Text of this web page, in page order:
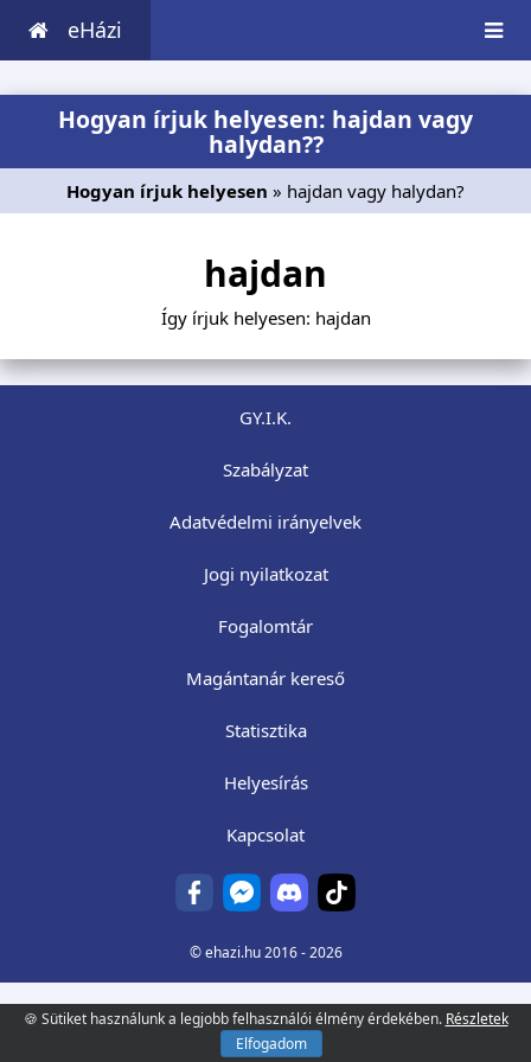
eHázi
Hogyan írjuk helyesen: hajdan vagy
halydan??
Hogyan írjuk helyesen » hajdan vagy halydan?
hajdan
Így írjuk helyesen: hajdan
GY.I.K.
Szabályzat
Adatvédelmi irányelvek
Jogi nyilatkozat
Fogalomtár
Magántanár kereső
Statisztika
Helyesírás
Kapcsolat
©ehazi.hu2016 - 2026
🍪 Sütiket használunk a legjobb felhasználói élmény érdekében. Részletek
Elfogadom